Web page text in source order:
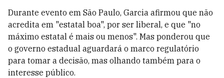
Durante evento em São Paulo, Garcia afirmou que não
acredita em "estatal boa", por ser liberal, e que "no
máximo estatal é mais ou menos". Mas ponderou que
o governo estadual aguardará o marco regulatório
para tomar a decisão, mas olhando também para o
interesse público.